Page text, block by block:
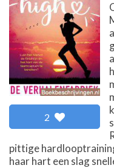
2
pittige
haar hart een slag